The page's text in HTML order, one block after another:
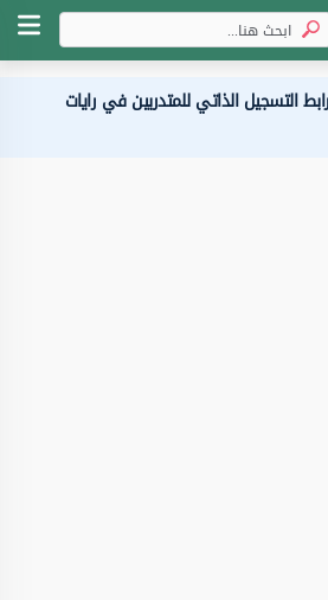
رابط التسجيل الذاتي للمتدربين في رايات